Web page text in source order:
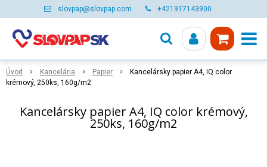
slovpap@slovpap.com +421917143900
Úvod Kancelária Papier
Kancelársky papier A4, IQ color
krémový, 250ks, 160g/m2
Kancelársky papier A4, IQ color krémový,
250ks, 160g/m2